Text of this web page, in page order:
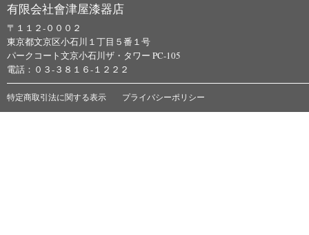
有限会社會津屋漆器店
〒１１２-０００２
東京都文京区小石川１丁目５番１号
パークコート文京小石川ザ・タワー PC-105
電話：０３-３８１６-１２２２
特定商取引法に関する表示 プライバシーポリシー